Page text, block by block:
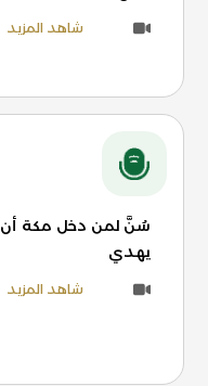
شاهد المزيد
سُنَّ لمن دخل مكة أن
يهدي
شاهد المزيد